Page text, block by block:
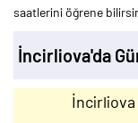
saatlerini öğrene
İncirliova'da